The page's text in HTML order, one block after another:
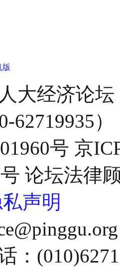
版
大经济论
62719935）
号 京
号 论坛法律
声明
：